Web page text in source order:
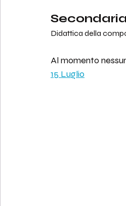
Didattica della
Al momento
15 Luglio